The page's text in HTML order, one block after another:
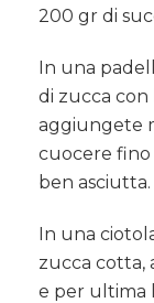
200 gr di
In una
di zucca
aggiungete
cuocere fino
ben asciutta.
In una
zucca cotta,
e per ultima